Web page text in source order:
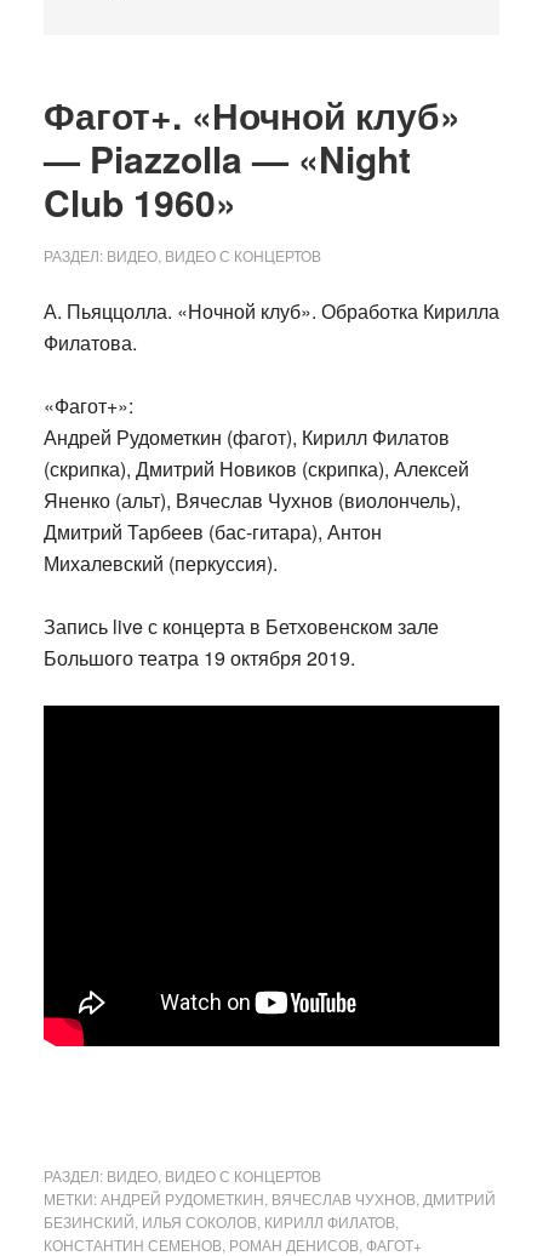
Фагот+. «Ночной клуб»
— Piazzolla — «Night
Club 1960»
РАЗДЕЛ: ВИДЕО, ВИДЕО С КОНЦЕРТОВ
А. Пьяццолла. «Ночной клуб». Обработка Кирилла
Филатова.
«Фагот+»:
Андрей Рудометкин (фагот), Кирилл Филатов
(скрипка), Дмитрий Новиков (скрипка), Алексей
Яненко (альт), Вячеслав Чухнов (виолончель),
Дмитрий Тарбеев (бас-гитара), Антон
Михалевский (перкуссия).
Запись live с концерта в Бетховенском зале
Большого театра 19 октября 2019.
РАЗДЕЛ: ВИДЕО, ВИДЕО С КОНЦЕРТОВ
МЕТКИ:АНДРЕЙ РУДОМЕТКИН ВЯЧЕСЛАВ ЧУХНОВ, ДМИТРИЙ
БЕЗИНСКИЙ ИЛЬЯ СОКОЛОВ, КИРИЛЛ ФИЛАТОВ,
КОНСТАНТИН СЕМЕНОВ, РОМАН ДЕНИСОВ, ФАГОТ+